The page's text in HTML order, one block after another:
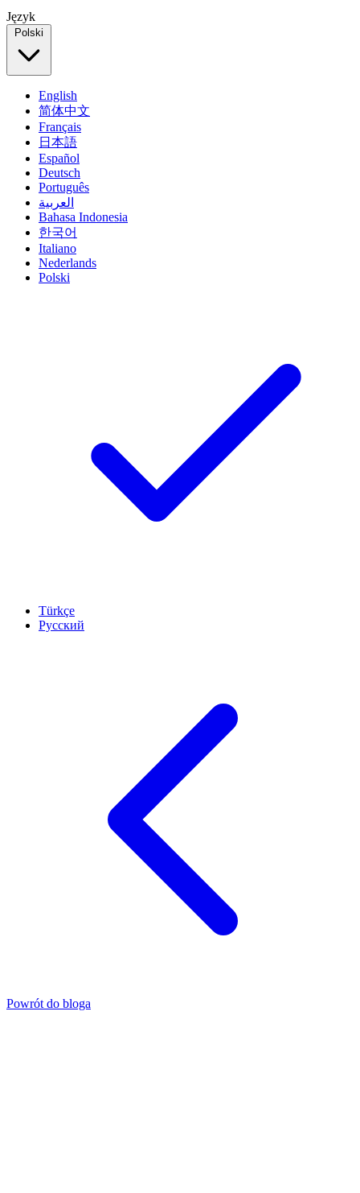
Język
Polski
English
简体中文
Français
日本語
Español
Deutsch
Português
العربية
Bahasa Indonesia
한국어
Italiano
Nederlands
Polski
Türkçe
Русский
Powrót do bloga